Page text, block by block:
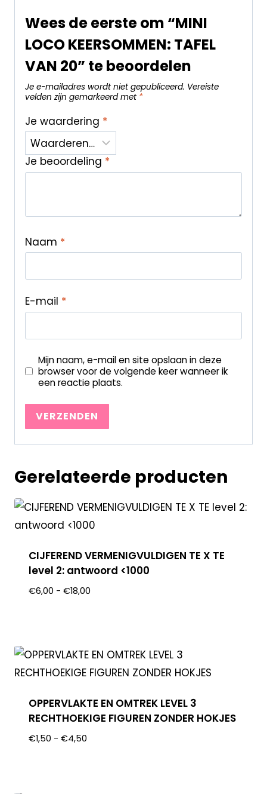
Wees de eerste om “MINI
LOCO KEERSOMMEN: TAFEL
VAN 20” te beoordelen
Je e-mailadres wordt niet gepubliceerd. Vereiste
velden zijn gemarkeerd met *
Je waardering *
Je beoordeling *
Naam *
E-mail *
Mijn naam, e-mail en site opslaan in deze
browser voor de volgende keer wanneer ik
een reactie plaats.
Gerelateerde producten
CIJFEREND VERMENIGVULDIGEN TE X TE
level 2: antwoord <1000
€6,00 - €18,00
OPPERVLAKTE EN OMTREK LEVEL 3
RECHTHOEKIGE FIGUREN ZONDER HOKJES
€1,50 - €4,50